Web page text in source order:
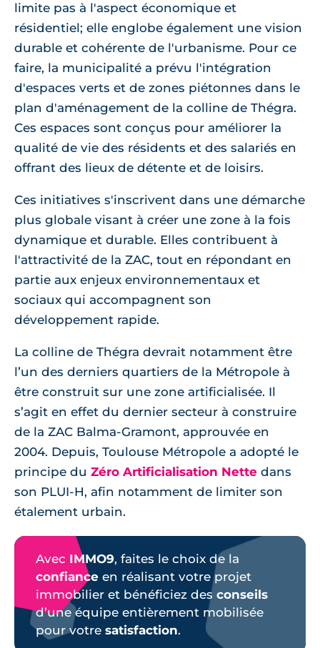
limite pas à l'aspect économique et
résidentiel; elle englobe également une vision
durable et cohérente de l'urbanisme. Pour ce
faire, la municipalité a prévu l'intégration
d'espaces verts et de zones piétonnes dans le
plan d'aménagement de la colline de Thégra.
Ces espaces sont conçus pour améliorer la
qualité de vie des résidents et des salariés en
offrant des lieux de détente et de loisirs.
Ces initiatives s'inscrivent dans une démarche
plus globale visant à créer une zone à la fois
dynamique et durable. Elles contribuent à
l'attractivité de la ZAC, tout en répondant en
partie aux enjeux environnementaux et
sociaux qui accompagnent son
développement rapide.
La colline de Thégra devrait notamment être
l’un des derniers quartiers de la Métropole à
être construit sur une zone artificialisée. Il
s’agit en effet du dernier secteur à construire
de la ZAC Balma-Gramont, approuvée en
2004. Depuis, Toulouse Métropole a adopté le
principe du Zéro Artificialisation Nette dans
son PLUI-H, afin notamment de limiter son
étalement urbain.
Avec IMMO9, faites le choix de la
confiance en réalisant votre projet
immobilier et bénéficiez des conseils
d’une équipe entièrement mobilisée
pour votre satisfaction.